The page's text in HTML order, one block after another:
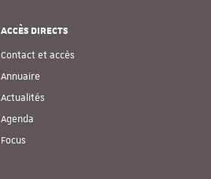
ACCÈS DIRECTS
Contact et accès
Annuaire
Actualités
Agenda
Focus